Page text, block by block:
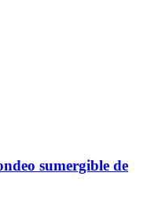
sumergible de